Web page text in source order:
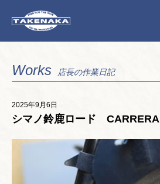
Works 店長の作業日記
2025年9月6日
シマノ鈴鹿ロード CARRERA